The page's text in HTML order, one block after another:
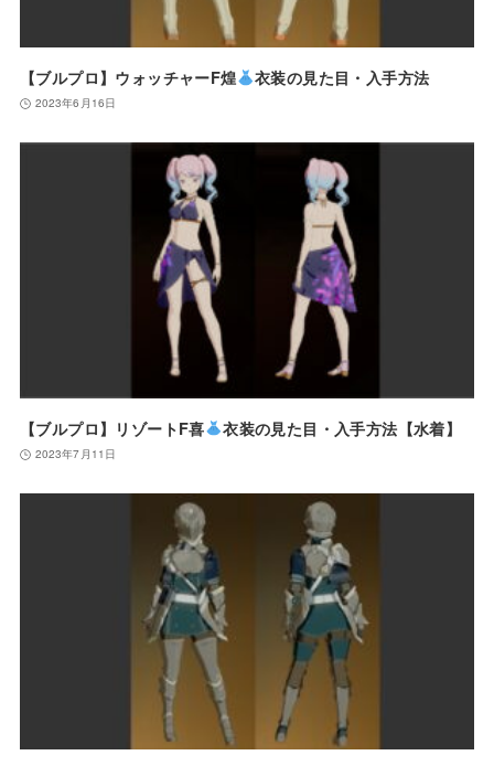
【ブルプロ】ウォッチャーF煌 衣装の見た目・入手方法
2023年6月16日
【ブルプロ】リゾートF喜 衣装の見た目・入手方法【水着】
2023年7月11日